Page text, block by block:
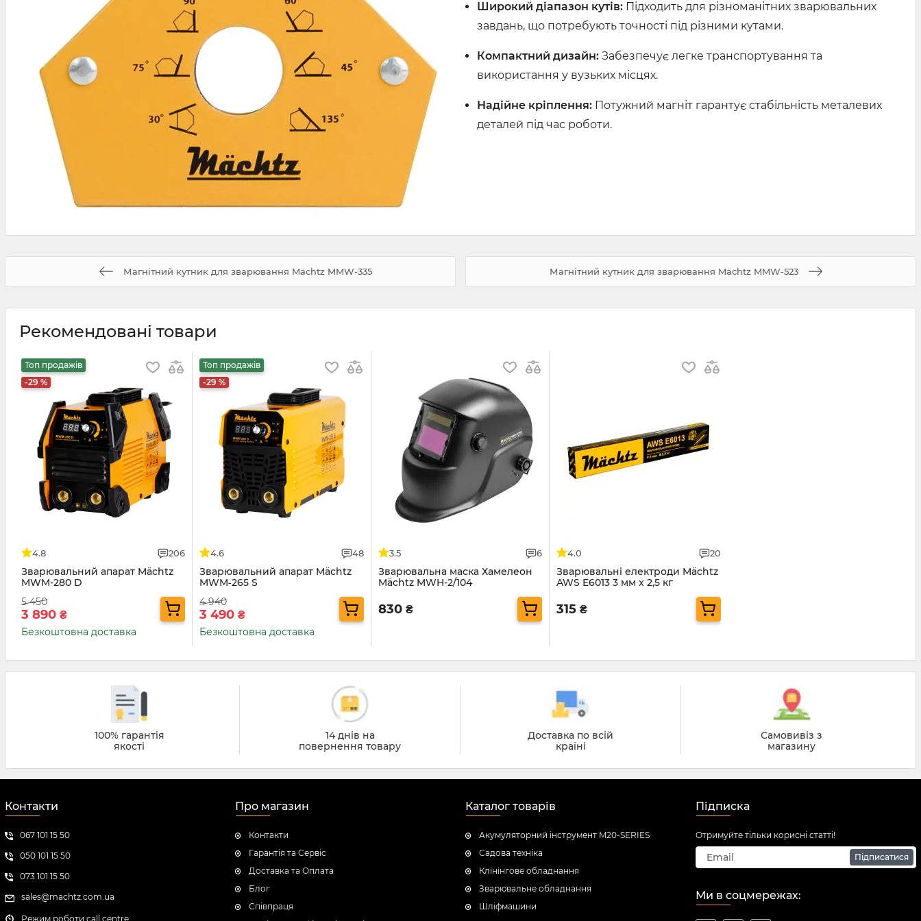
Широкий діапазон кутів: Підходить для різноманітних зварювальних
завдань, що потребують точності під різними кутами.
Компактний дизайн: Забезпечує легке транспортування та
використання у вузьких місцях.
Надійне кріплення: Потужний магніт гарантує стабільність металевих
деталей під час роботи.
Магнітний кутник для зварювання Mächtz MMW-335 Магнітний кутник для зварювання Mächtz MMW-523
Рекомендовані товари
Топ продажів
-29 %
4.8 206
Зварювальний апарат Mächtz
MWM-280 D
5 450
3 890 ₴
Безкоштовна доставка
Топ продажів
-29 %
4.6 48
Зварювальний апарат Mächtz
MWM‑265 S
4 940
3 490₴
Безкоштовна доставка
3.5 6
Зварювальна маска Хамелеон
Mächtz MWH-2/104
830 ₴
4.0 20
Зварювальні електроди Mächtz
AWS E6013 3 мм x 2,5 кг
315₴
100% гарантія
якості
14 днів на
повернення товару
Доставка по всій
країні
Самовивіз з
магазину
Контакти
067 101 15 50
050 101 15 50
073 101 15 50
sales@machtz.com.ua
Режим роботи call centre:
Про магазин
Контакти
Гарантія та Сервіс
Доставка та Оплата
Блог
Співпраця
Каталог товарів
Акумуляторний інструмент M20-SERIES
Садова техніка
Клінінгове обладнання
Зварювальне обладнання
Шліфмашини
Підписка
Отримуйте тільки корисні статті!
Підписатися
Ми в соцмережах: